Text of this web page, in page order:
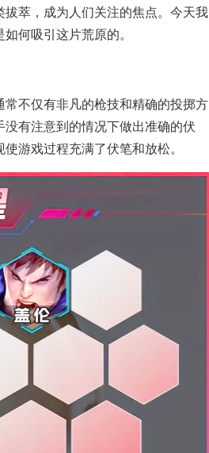
萃，成为人们关注的焦点。今天我
何吸引这片荒原的。
不仅有非凡的枪技和精确的投掷方
有注意到的情况下做出准确的伏
游戏过程充满了伏笔和放松。